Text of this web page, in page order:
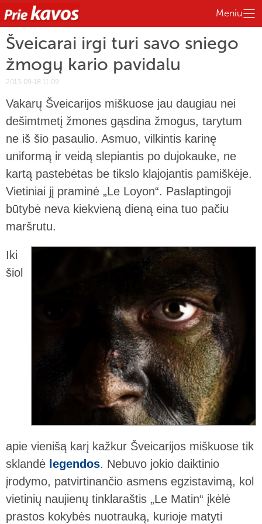
Meniu
Šveicarai irgi turi savo sniego
žmogų kario pavidalu
2013-09-18 11:09
Vakarų Šveicarijos miškuose jau daugiau nei
dešimtmetį žmones gąsdina žmogus, tarytum
ne iš šio pasaulio. Asmuo, vilkintis karinę
uniformą ir veidą slepiantis po dujokauke, ne
kartą pastebėtas be tikslo klajojantis pamiškėje.
Vietiniai jį praminė „Le Loyon“. Paslaptingoji
būtybė neva kiekvieną dieną eina tuo pačiu
maršrutu.
Iki
šiol
apie vienišą karį kažkur Šveicarijos miškuose tik
sklandė legendos. Nebuvo jokio daiktinio
įrodymo, patvirtinančio asmens egzistavimą, kol
vietinių naujienų tinklaraštis „Le Matin“ įkėlė
prastos kokybės nuotrauką, kurioje matyti